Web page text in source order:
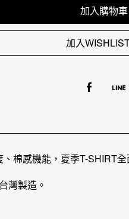
加入購物車
加入
棉感機能，夏季T-SHIRT
灣製造。